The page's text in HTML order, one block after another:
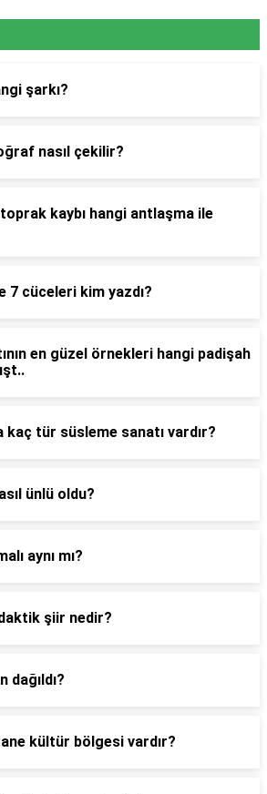
şarkı?
nasıl çekilir?
kaybı hangi antlaşma ile
7 cüceleri kim yazdı?
en güzel örnekleri hangi padişah
kaç tür süsleme sanatı vardır?
ünlü oldu?
aynı mı?
şiir nedir?
dağıldı?
kültür bölgesi vardır?